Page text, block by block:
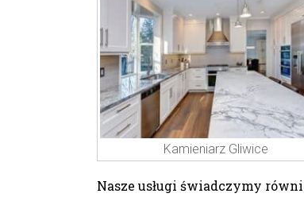
Kamieniarz Gliwice
Nasze usługi świadczymy